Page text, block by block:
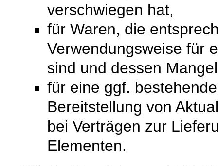
verschwiegen hat,
für Waren, die
Verwendungsweise für
sind und dessen
für eine ggf.
Bereitstellung von
bei Verträgen zur
Elementen.